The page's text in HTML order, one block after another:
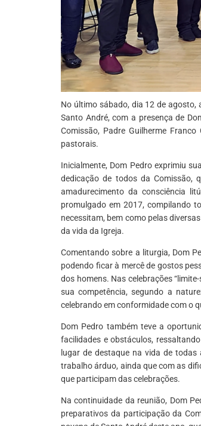
No último sábado, dia 12 de agosto,
Santo André, com a presença de
Comissão, Padre Guilherme
pastorais.
Inicialmente, Dom Pedro exprimiu
dedicação de todos da Comissão,
amadurecimento da consciência
promulgado em 2017, compilando
necessitam, bem como pelas
da vida da Igreja.
Comentando sobre a liturgia, Dom
podendo ficar à mercê de gostos
dos homens. Nas celebrações
sua competência, segundo a
celebrando em conformidade com o
Dom Pedro também teve a
facilidades e obstáculos,
lugar de destaque na vida de
trabalho árduo, ainda que com as
que participam das celebrações.
Na continuidade da reunião, Dom
preparativos da participação da